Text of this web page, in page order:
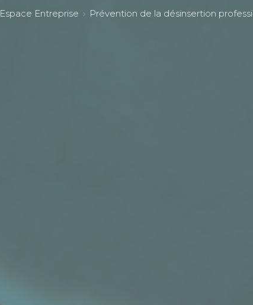
Espace Entreprise Prévention de la désinsertion